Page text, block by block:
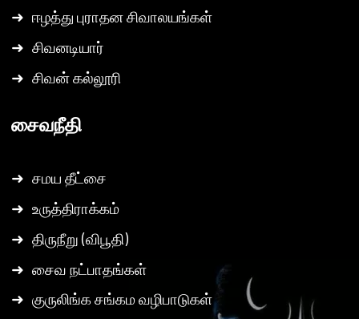
➜ ஈழத்து புராதன சிவாலயங்கள்
➜ சிவனடியார்
➜ சிவன் கல்லூரி
சைவநீதி
➜ சமய தீட்சை
➜ உருத்திராக்கம்
➜ திருநீறு (விபூதி)
➜ சைவ நட்பாதங்கள்
➜ குருலிங்க சங்கம வழிபாடுகள்